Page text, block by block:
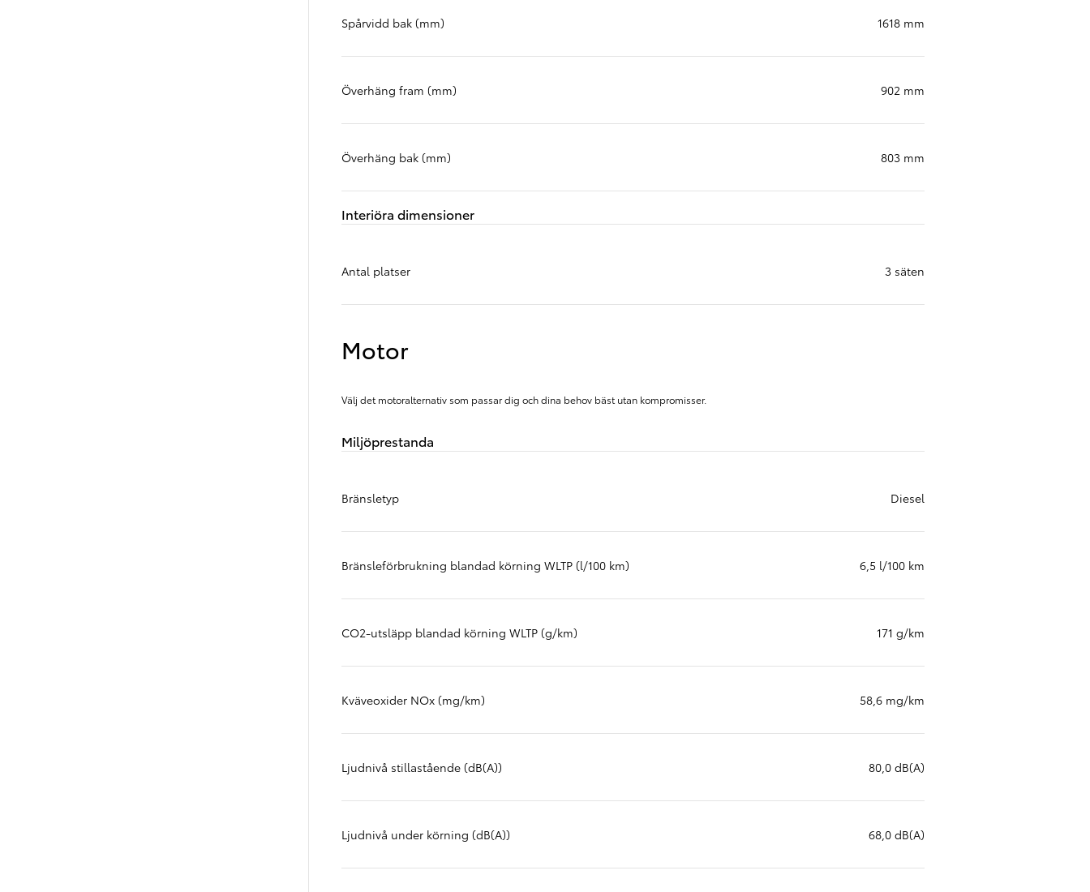
Från 350 900 kr
Spårvidd bak (mm) 1618 mm
Överhäng fram (mm) 902 mm
Överhäng bak (mm) 803 mm
Interiöra dimensioner
Antal platser 3 säten
Motor
Välj det motoralternativ som passar dig och dina behov bäst utan kompromisser.
Miljöprestanda
Bränsletyp Diesel
Bränsleförbrukning blandad körning WLTP (l/100 km) 6,5 l/100 km
CO2-utsläpp blandad körning WLTP (g/km) 171 g/km
Kväveoxider NOx (mg/km) 58,6 mg/km
Ljudnivå stillastående (dB(A)) 80,0 dB(A)
Ljudnivå under körning (dB(A)) 68,0 dB(A)